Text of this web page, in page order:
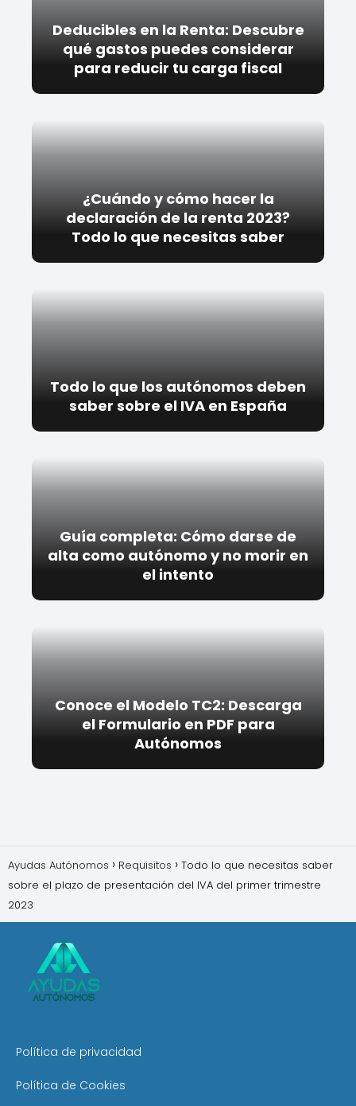
Deducibles en la Renta: Descubre
qué gastos puedes considerar
para reducir tu carga fiscal
¿Cuándo y cómo hacer la
declaración de la renta 2023?
Todo lo que necesitas saber
Todo lo que los autónomos deben
saber sobre el IVA en España
Guía completa: Cómo darse de
alta como autónomo y no morir en
el intento
Conoce el Modelo TC2: Descarga
el Formulario en PDF para
Autónomos
Ayudas Autónomos Requisitos
Todo lo que necesitas saber
sobre el plazo de presentación del IVA del primer trimestre
2023
Política de privacidad
Política de Cookies